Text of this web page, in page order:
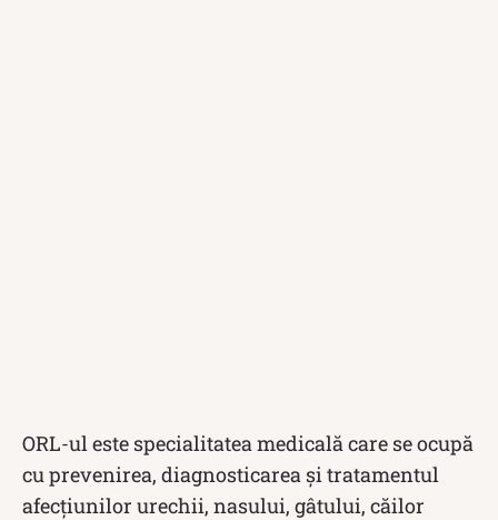
ORL-ul este specialitatea medicală care se ocupă
cu prevenirea, diagnosticarea și tratamentul
afecțiunilor urechii, nasului, gâtului, căilor